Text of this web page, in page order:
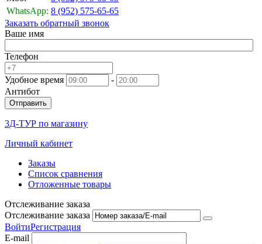
WhatsApp: 8 (952) 575-65-65
Заказать обратный звонок
Ваше имя
Телефон
Удобное время
-
Антибот
Отправить
3Д-ТУР по магазину
Личный кабинет
Заказы
Список сравнения
Отложенные товары
Отслеживание заказа
Отслеживание заказа
ВойтиРегистрация
E-mail